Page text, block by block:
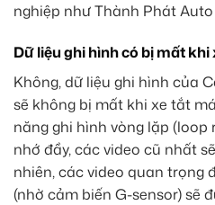
nghiệp như Thành Phát
Dữ liệu ghi hình có bị mất
Không, dữ liệu ghi hình của
sẽ không bị mất khi xe tắt
năng ghi hình vòng lặp (loop
nhớ đầy, các video cũ nhất
nhiên, các video quan trọng
(nhờ cảm biến G-sensor) sẽ